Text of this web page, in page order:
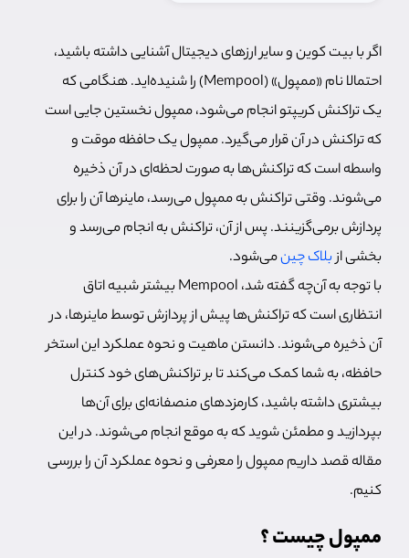
اگر با بیت کوین و سایر ارزهای دیجیتال آشنایی داشته باشید،‌
احتمالا نام «ممپول» (Mempool) را شنیده‌اید. هنگامی که
یک تراکنش کریپتو انجام می‌شود، ممپول نخستین جایی است
که تراکنش در آن قرار می‌گیرد. ممپول یک حافظه موقت و
واسطه است که تراکنش‌ها به صورت لحظه‌ای در آن ذخیره
می‌شوند. وقتی تراکنش به ممپول می‌رسد، ماینرها آن را برای
پردازش برمی‌گزینند. پس از آن، تراکنش به انجام می‌رسد و
بخشی ازبلاک چینمی‌شود.
با توجه به آن‌چه گفته شد، Mempool بیشتر شبیه اتاق
انتظاری است که تراکنش‌ها پیش از پردازش توسط ماینرها، در
آن ذخیره می‌شوند. دانستن ماهیت و نحوه عملکرد این استخر
حافظه، به شما کمک می‌کند تا بر تراکنش‌های خود کنترل
بیشتری داشته باشید، کارمزدهای منصفانه‌ای برای آن‌ها
بپردازید و مطمئن شوید که به موقع انجام می‌شوند. در این
مقاله قصد داریم ممپول را معرفی و نحوه عملکرد آن را بررسی
کنیم.
ممپول چیست ؟